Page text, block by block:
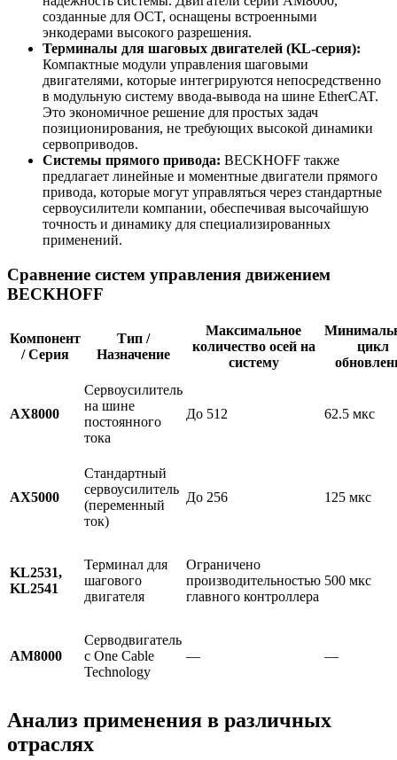
созданные для OCT, оснащены встроенными
энкодерами высокого разрешения.
Терминалы для шаговых двигателей (KL-серия):
Компактные модули управления шаговыми
двигателями, которые интегрируются непосредственно
в модульную систему ввода-вывода на шине EtherCAT.
Это экономичное решение для простых задач
позиционирования, не требующих высокой динамики
сервоприводов.
Системы прямого привода: BECKHOFF также
предлагает линейные и моментные двигатели прямого
привода, которые могут управляться через стандартные
сервоусилители компании, обеспечивая высочайшую
точность и динамику для специализированных
применений.
Сравнение систем управления движением
BECKHOFF
Компонент
/ Серия
Тип /
Назначение
Максимальное
количество осей на
систему
цикл
AX8000
Сервоусилитель
на шине
постоянного
тока
До 512 62.5 мкс
AX5000
Стандартный
сервоусилитель
(переменный
ток)
До 256 125 мкс
KL2531,
KL2541
Терминал для
шагового
двигателя
Ограничено
производительностью
главного контроллера
500 мкс
AM8000
Серводвигатель
с One Cable
Technology
— —
Анализ применения в различных
отраслях